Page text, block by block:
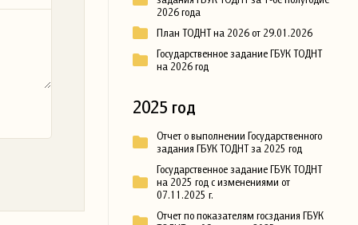
2026 года
План ТОДНТ на 2026 от 29.01.2026
Государственное задание ГБУК ТОДНТ
на 2026 год
2025 год
Отчет о выполнении Государственного
задания ГБУК ТОДНТ за 2025 год
Государственное задание ГБУК ТОДНТ
на 2025 год с изменениями от
07.11.2025 г.
Отчет по показателям госздания ГБУК